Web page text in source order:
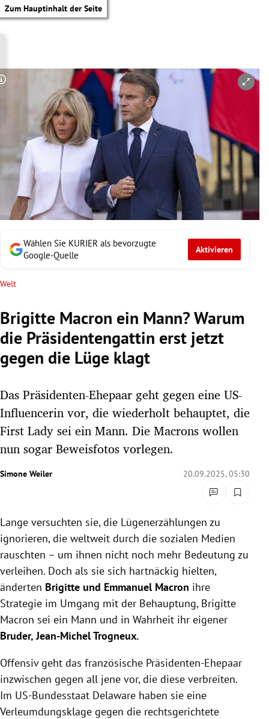
Zum Hauptinhalt der Seite
Untermenü
Untermenü
Untermenü
Untermenü
Untermenü
Untermenü
Untermenü
Untermenü
Wählen Sie KURIER als bevorzugte
Google-Quelle
Aktivieren
Welt
Brigitte Macron ein Mann? Warum
die Präsidentengattin erst jetzt
gegen die Lüge klagt
Das Präsidenten-Ehepaar geht gegen eine US-
Influencerin vor, die wiederholt behauptet, die
First Lady sei ein Mann. Die Macrons wollen
nun sogar Beweisfotos vorlegen.
Simone Weiler 20.09.2025, 05:30
Copyright-Hinweis öffnen/schließen
Lange versuchten sie, die Lügenerzählungen zu
ignorieren, die weltweit durch die sozialen Medien
rauschten – um ihnen nicht noch mehr Bedeutung zu
verleihen. Doch als sie sich hartnäckig hielten,
änderten Brigitte und Emmanuel Macron ihre
Strategie im Umgang mit der Behauptung, Brigitte
Macron sei ein Mann und in Wahrheit ihr eigener
Bruder, Jean-Michel Trogneux.
Offensiv geht das französische Präsidenten-Ehepaar
inzwischen gegen all jene vor, die diese verbreiten.
Im US-Bundesstaat Delaware haben sie eine
Verleumdungsklage gegen die rechtsgerichtete